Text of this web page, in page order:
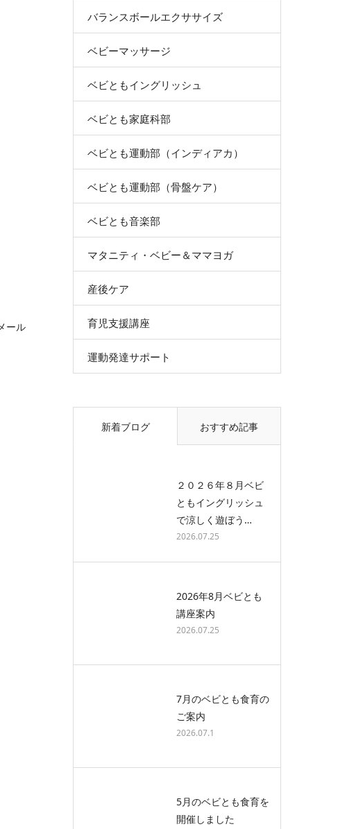
ール
バランスボールエクササイズ
ベビーマッサージ
ベビともイングリッシュ
ベビとも家庭科部
ベビとも運動部（インディアカ）
ベビとも運動部（骨盤ケア）
ベビとも音楽部
マタニティ・ベビー＆ママヨガ
産後ケア
育児支援講座
運動発達サポート
新着ブログ おすすめ記事
２０２６年８月ベビ
ともイングリッシュ
で涼しく遊ぼう…
2026.07.25
2026年8月ベビとも
講座案内
2026.07.25
7月のベビとも食育の
ご案内
2026.07.1
5月のベビとも食育を
開催しました